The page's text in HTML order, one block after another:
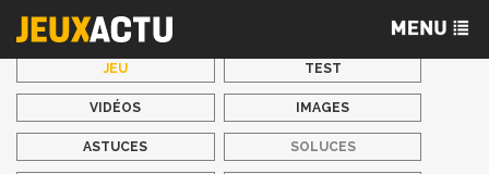
JEU TEST
VIDÉOS IMAGES
ASTUCES SOLUCES